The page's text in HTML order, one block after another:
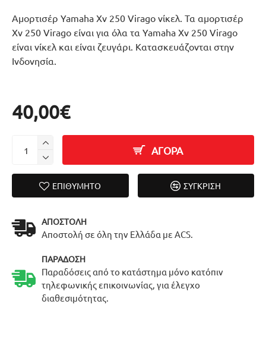
Αμορτισέρ Yamaha Xv 250 Virago νίκελ. Τα αμορτισέρ
Xv 250 Virago είναι για όλα τα Yamaha Xv 250 Virago
είναι νίκελ και είναι ζευγάρι. Κατασκευάζονται στην
Ινδονησία.
40,00€
ΑΓΟΡΑ
ΕΠΙΘΥΜΗΤΌ ΣΎΓΚΡΙΣΗ
ΑΠΟΣΤΟΛΉ
Αποστολή σε όλη την Ελλάδα με ACS.
ΠΑΡΆΔΟΣΗ
Παραδόσεις από το κατάστημα μόνο κατόπιν
τηλεφωνικής επικοινωνίας, για έλεγχο
διαθεσιμότητας.